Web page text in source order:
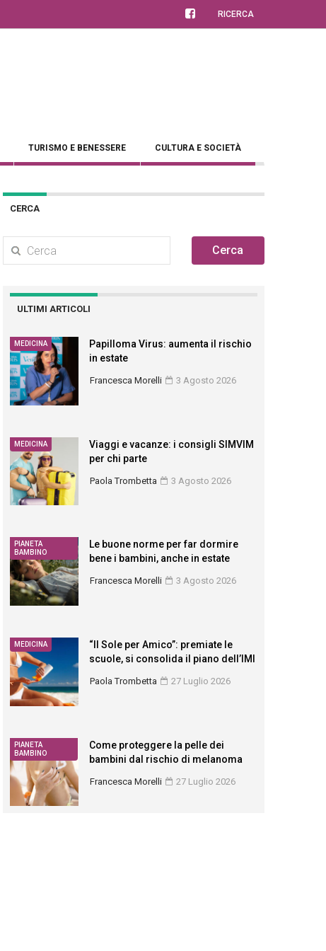
RICERCA
TURISMO E BENESSERE CULTURA E SOCIETÀ
CERCA
Cerca
ULTIMI ARTICOLI
MEDICINA
Papilloma Virus: aumenta il rischio
in estate
Francesca Morelli 3 Agosto 2026
MEDICINA
Viaggi e vacanze: i consigli SIMVIM
per chi parte
Paola Trombetta 3 Agosto 2026
PIANETA
BAMBINO
Le buone norme per far dormire
bene i bambini, anche in estate
Francesca Morelli 3 Agosto 2026
MEDICINA
“Il Sole per Amico”: premiate le
scuole, si consolida il piano dell’IMI
Paola Trombetta 27 Luglio 2026
PIANETA
BAMBINO
Come proteggere la pelle dei
bambini dal rischio di melanoma
Francesca Morelli 27 Luglio 2026